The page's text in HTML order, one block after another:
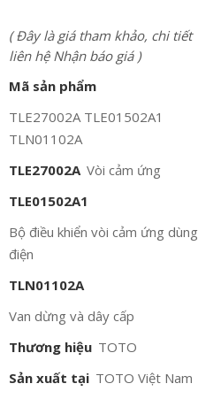
( Đây là giá tham khảo, chi tiết
liên hệ Nhận báo giá )
Mã sản phẩm
TLE27002A TLE01502A1
TLN01102A
TLE27002A Vòi cảm ứng
TLE01502A1
Bộ điều khiển vòi cảm ứng dùng
điện
TLN01102A
Van dừng và dây cấp
Thương hiệu TOTO
Sản xuất tại TOTO Việt Nam